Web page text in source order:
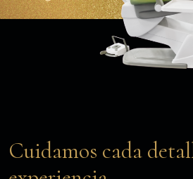
Cuidamos cada